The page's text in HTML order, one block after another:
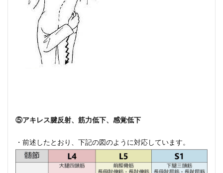
⑤アキレス腱反射、筋力低下、感覚低下
・前述したとおり、下記の図のように対応しています。